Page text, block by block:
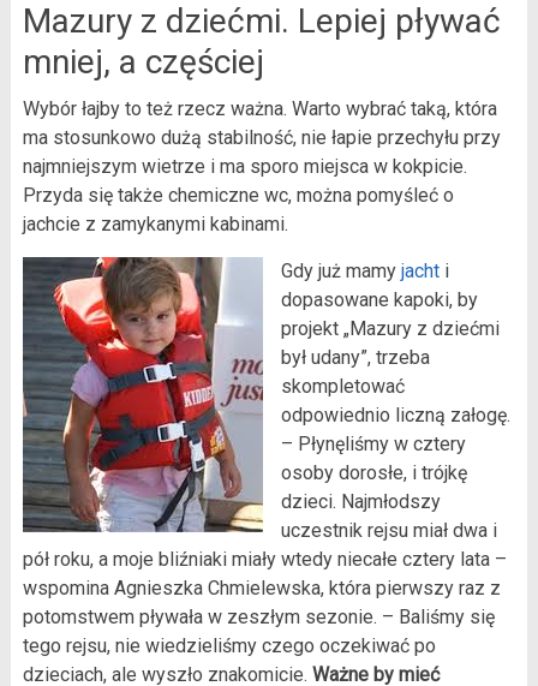
Mazury z dziećmi. Lepiej pływać
mniej, a częściej
Wybór łajby to też rzecz ważna. Warto wybrać taką, która
ma stosunkowo dużą stabilność, nie łapie przechyłu przy
najmniejszym wietrze i ma sporo miejsca w kokpicie.
Przyda się także chemiczne wc, można pomyśleć o
jachcie z zamykanymi kabinami.
Gdy już mamy jachti
dopasowane kapoki, by
projekt „Mazury z dziećmi
był udany”, trzeba
skompletować
odpowiednio liczną załogę.
– Płynęliśmy w cztery
osoby dorosłe, i trójkę
dzieci. Najmłodszy
uczestnik rejsu miał dwa i
pół roku, a moje bliźniaki miały wtedy niecałe cztery lata –
wspomina Agnieszka Chmielewska, która pierwszy raz z
potomstwem pływała w zeszłym sezonie. – Baliśmy się
tego rejsu, nie wiedzieliśmy czego oczekiwać po
dzieciach, ale wyszło znakomicie. Ważne by mieć